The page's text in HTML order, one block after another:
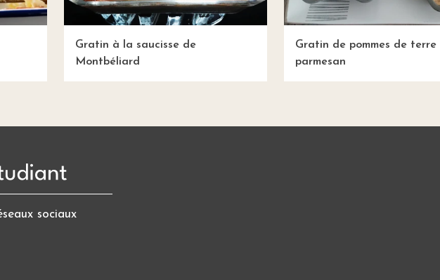
Gratin à la saucisse de
Montbéliard
Gratin de pommes de terre
parmesan
sociaux